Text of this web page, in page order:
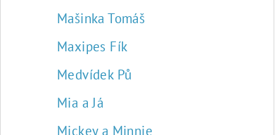
Mašinka Tomáš
Maxipes Fík
Medvídek Pů
Mia a Já
Mickey a Minnie